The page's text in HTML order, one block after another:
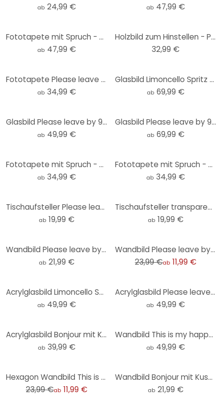
ab 24,99 € ab 47,99 €
Fototapete mit Spruch - Bonjour mit Kussmund - Fritsch
ab 47,99 €
Holzbild zum Hinstellen - Please leave by 9 - Fritsch - 15x15 cm
32,99 €
Fototapete Please leave by 9 - Spruchtapete - Fritsch - Rund - Selbstklebend/Vlies
ab 34,99 €
Glasbild Limoncello Spritz - Fritsch
ab 69,99 €
Glasbild Please leave by 9 - Fritsch - Rund
ab 49,99 €
Glasbild Please leave by 9 - Fritsch
ab 69,99 €
Fototapete mit Spruch - This is my happy place mit Herz - Fritsch - Rund - Selbstklebend/Vlies
ab 34,99 €
Fototapete mit Spruch - Bonjour mit Kussmund - Fritsch - Rund - Selbstklebend/Vlies
ab 34,99 €
Tischaufsteller Please leave by 9 - Fritsch
ab 19,99 €
Tischaufsteller transparent - Bonjour mit Kussmund - Fritsch
ab 19,99 €
Wandbild Please leave by 9 - Fritsch - Alu-Dibond - Rund
ab 21,99 €
Wandbild Please leave by 9 - Alu-Dibond - Fritsch
23,99 €ab 11,99 €
Acrylglasbild Limoncello Spritz - Fritsch
ab 49,99 €
Acrylglasbild Please leave by 9 - Fritsch
ab 49,99 €
Acrylglasbild Bonjour mit Kussmund - Fritsch
ab 39,99 €
Wandbild This is my happy place mit Herz - Fritsch - Alu-Dibond
ab 49,99 €
Hexagon Wandbild This is my happy place mit Herz - Fritsch - Alu-Dibond
23,99 €ab 11,99 €
Wandbild Bonjour mit Kussmund - Fritsch - Alu-Dibond - Rund
ab 21,99 €